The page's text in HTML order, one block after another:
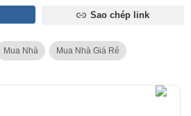
Sao chép link
Mua Nhà Mua Nhà Giá Rẻ